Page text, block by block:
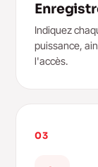
Indiquez
puissance,
l'accès.
03